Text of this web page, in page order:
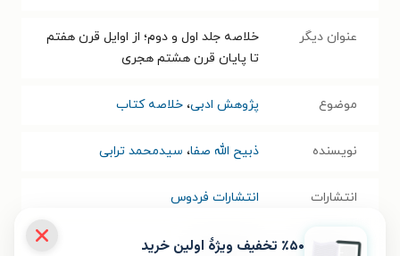
عنوان دیگر
خلاصه جلد اول و دوم؛ از اوایل قرن هفتم
تا پایان قرن هشتم هجری
موضوع پژوهش ادبی، خلاصه کتاب
نویسنده ذبیح الله صفا، سیدمحمد ترابی
انتشارات انتشارات فردوس
سال انتشار٪۵۰ تخفیف ویژۀ اولین خرید